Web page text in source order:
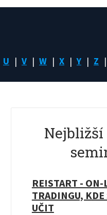
U V W X Y Z
RE!START -
TRADINGU,
UČIT